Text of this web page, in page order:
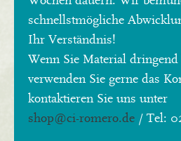
schnellstmögliche
Ihr Verständnis!
Wenn Sie Material dringend
verwenden Sie gerne das
kontaktieren Sie uns unter
shop@ci-romero.de / Tel: